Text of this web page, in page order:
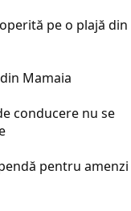
Mamaia
pentru amenzi